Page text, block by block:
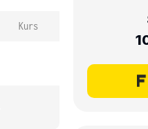
Kurs